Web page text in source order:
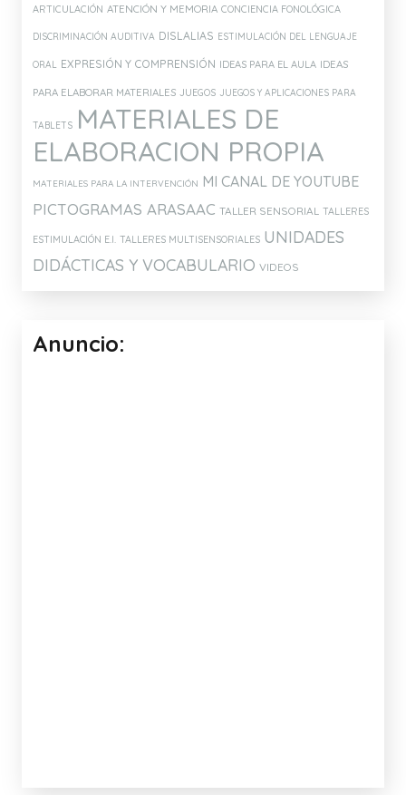
ARTICULACIÓN ATENCIÓN Y MEMORIA CONCIENCIA FONOLÓGICA
DISCRIMINACIÓN AUDITIVA DISLALIAS ESTIMULACIÓN DEL LENGUAJE
ORAL EXPRESIÓN Y COMPRENSIÓN IDEAS PARA EL AULA IDEAS
PARA ELABORAR MATERIALES JUEGOS JUEGOS Y APLICACIONES PARA
TABLETS MATERIALES DE
ELABORACION PROPIA
MATERIALES PARA LA INTERVENCIÓN MI CANAL DE YOUTUBE
PICTOGRAMAS ARASAAC TALLER SENSORIAL TALLERES
ESTIMULACIÓN E.I. TALLERES MULTISENSORIALES UNIDADES
DIDÁCTICAS Y VOCABULARIO VIDEOS
Anuncio: